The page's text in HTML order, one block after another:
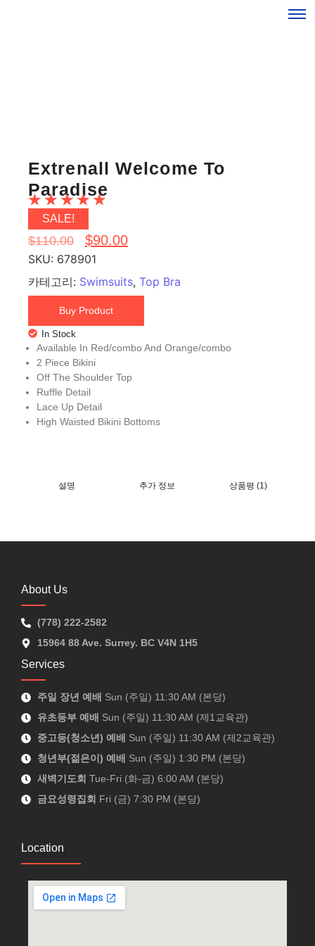
Extrenall Welcome To
Paradise
☆ ☆ ☆ ☆ ☆
SALE!
$110.00 $90.00
SKU: 678901
카테고리: Swimsuits, Top Bra
Buy Product
In Stock
Available In Red/combo And Orange/combo
2 Piece Bikini
Off The Shoulder Top
Ruffle Detail
Lace Up Detail
High Waisted Bikini Bottoms
설명 추가 정보 상품평 (1)
About Us
(778) 222-2582
15964 88 Ave. Surrey. BC V4N 1H5
Services
주일 장년 예배 Sun (주일) 11:30 AM (본당)
유초등부 예배 Sun (주일) 11:30 AM (제1교육관)
중고등(청소년) 예배 Sun (주일) 11:30 AM (제2교육관)
청년부(젊은이) 예배 Sun (주일) 1:30 PM (본당)
새벽기도회 Tue-Fri (화-금) 6:00 AM (본당)
금요성령집회 Fri (금) 7:30 PM (본당)
Location